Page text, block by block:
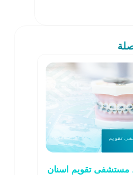
مستشفى تقويم اسنان